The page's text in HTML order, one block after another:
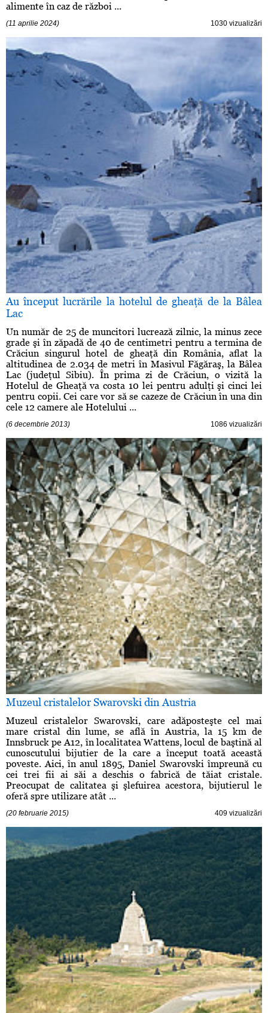
alimente în caz de război ...
(11 aprilie 2024) 1030 vizualizări
Au început lucrările la hotelul de gheaţă de la Bâlea
Lac
Un număr de 25 de muncitori lucrează zilnic, la minus zece
grade şi în zăpadă de 40 de centimetri pentru a termina de
Crăciun singurul hotel de gheaţă din România, aflat la
altitudinea de 2.034 de metri în Masivul Făgăraş, la Bâlea
Lac (judeţul Sibiu). În prima zi de Crăciun, o vizită la
Hotelul de Gheaţă va costa 10 lei pentru adulţi şi cinci lei
pentru copii. Cei care vor să se cazeze de Crăciun în una din
cele 12 camere ale Hotelului ...
(6 decembrie 2013) 1086 vizualizări
Muzeul cristalelor Swarovski din Austria
Muzeul cristalelor Swarovski, care adăposteşte cel mai
mare cristal din lume, se află în Austria, la 15 km de
Innsbruck pe A12, în localitatea Wattens, locul de baştină al
cunoscutului bijutier de la care a început toată această
poveste. Aici, în anul 1895, Daniel Swarovski împreună cu
cei trei fii ai săi a deschis o fabrică de tăiat cristale.
Preocupat de calitatea şi şlefuirea acestora, bijutierul le
oferă spre utilizare atât ...
(20 februarie 2015) 409 vizualizări